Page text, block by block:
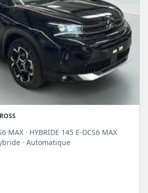
MAX · HYBRIDE 145 E-DCS6 MAX
· Automatique